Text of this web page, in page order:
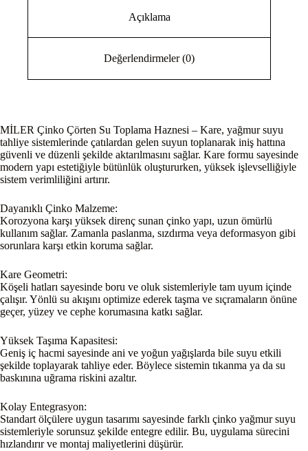
Açıklama
Değerlendirmeler (0)
MİLER Çinko Çörten Su Toplama Haznesi – Kare, yağmur suyu
tahliye sistemlerinde çatılardan gelen suyun toplanarak iniş hattına
güvenli ve düzenli şekilde aktarılmasını sağlar. Kare formu sayesinde
modern yapı estetiğiyle bütünlük oluştururken, yüksek işlevselliğiyle
sistem verimliliğini artırır.
Dayanıklı Çinko Malzeme:
Korozyona karşı yüksek direnç sunan çinko yapı, uzun ömürlü
kullanım sağlar. Zamanla paslanma, sızdırma veya deformasyon gibi
sorunlara karşı etkin koruma sağlar.
Kare Geometri:
Köşeli hatları sayesinde boru ve oluk sistemleriyle tam uyum içinde
çalışır. Yönlü su akışını optimize ederek taşma ve sıçramaların önüne
geçer, yüzey ve cephe korumasına katkı sağlar.
Yüksek Taşıma Kapasitesi:
Geniş iç hacmi sayesinde ani ve yoğun yağışlarda bile suyu etkili
şekilde toplayarak tahliye eder. Böylece sistemin tıkanma ya da su
baskınına uğrama riskini azaltır.
Kolay Entegrasyon:
Standart ölçülere uygun tasarımı sayesinde farklı çinko yağmur suyu
sistemleriyle sorunsuz şekilde entegre edilir. Bu, uygulama sürecini
hızlandırır ve montaj maliyetlerini düşürür.